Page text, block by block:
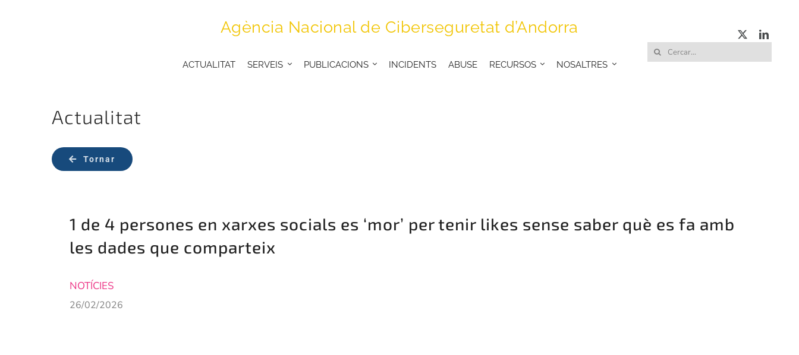
Agència Nacional de Ciberseguretat d’Andorra
ACTUALITAT SERVEIS PUBLICACIONS INCIDENTS ABUSE RECURSOS NOSALTRES
Cerca
Actualitat
Tornar
1 de 4 persones en xarxes socials es ‘mor’ per tenir likes sense saber què es fa amb
les dades que comparteix
NOTÍCIES
26/02/2026